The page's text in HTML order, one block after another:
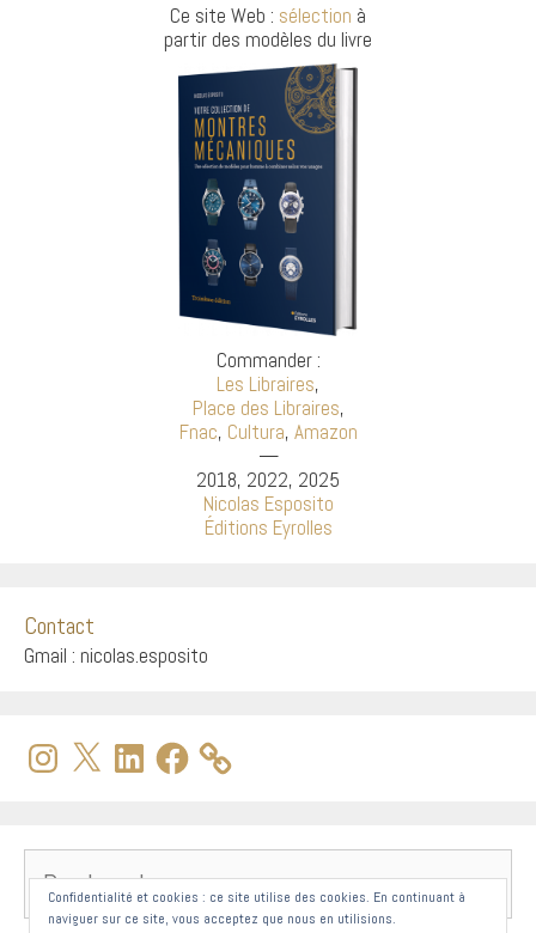
Ce site Web : sélection à
partir des modèles du livre
Commander :
Les Libraires,
Place des Libraires,
Fnac, Cultura, Amazon
—
2018, 2022, 2025
Nicolas Esposito
Éditions Eyrolles
Contact
Gmail : nicolas.esposito
Instagram
X LinkedInFacebook
Confidentialité et cookies : ce site utilise des cookies. En continuant à
naviguer sur ce site, vous acceptez que nous en utilisions.